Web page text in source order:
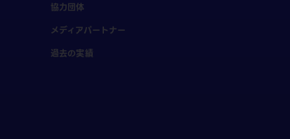
協力団体
メディアパートナー
過去の実績